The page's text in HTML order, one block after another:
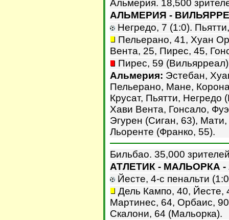
Альмерия. 18,500
АЛЬМЕРИЯ -
Негредо, 7 (1:0).
Пельерано, 41, Хуан
Вента, 25, Пирес, 45,
Пирес, 59
Альмерия: Эстебан,
Пельерано, Мане,
Крусат, Пьятти, Негредо
Хави Вента, Гонсало,
Эгурен (Сиган, 63),
Льоренте (Франко, 55).
Бильбао. 35,000
АТЛЕТИК - МАЛЬОРКА -
Йесте, 4-с пенальти
Дель Кампо, 40, Йесте,
Мартинес, 64, Орбаис,
Скалони, 64 (Мальорка).